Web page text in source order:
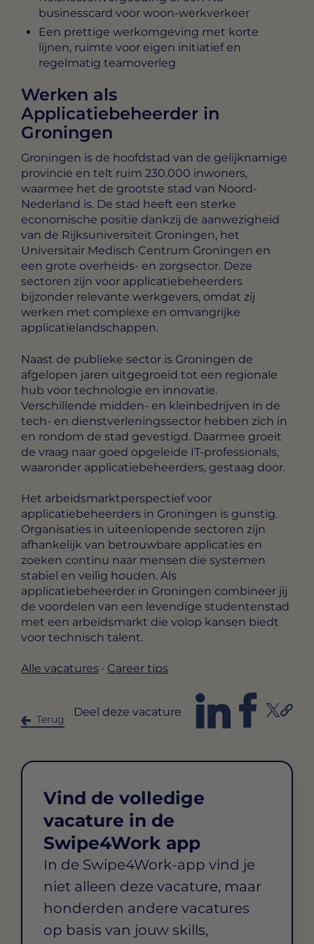
businesscard voor woon-werkverkeer
Een prettige werkomgeving met korte
lijnen, ruimte voor eigen initiatief en
regelmatig teamoverleg
Werken als
Applicatiebeheerder in
Groningen
Groningen is de hoofdstad van de gelijknamige
provincie en telt ruim 230.000 inwoners,
waarmee het de grootste stad van Noord-
Nederland is. De stad heeft een sterke
economische positie dankzij de aanwezigheid
van de Rijksuniversiteit Groningen, het
Universitair Medisch Centrum Groningen en
een grote overheids- en zorgsector. Deze
sectoren zijn voor applicatiebeheerders
bijzonder relevante werkgevers, omdat zij
werken met complexe en omvangrijke
applicatielandschappen.
Naast de publieke sector is Groningen de
afgelopen jaren uitgegroeid tot een regionale
hub voor technologie en innovatie.
Verschillende midden- en kleinbedrijven in de
tech- en dienstverleningssector hebben zich in
en rondom de stad gevestigd. Daarmee groeit
de vraag naar goed opgeleide IT-professionals,
waaronder applicatiebeheerders, gestaag door.
Het arbeidsmarktperspectief voor
applicatiebeheerders in Groningen is gunstig.
Organisaties in uiteenlopende sectoren zijn
afhankelijk van betrouwbare applicaties en
zoeken continu naar mensen die systemen
stabiel en veilig houden. Als
applicatiebeheerder in Groningen combineer jij
de voordelen van een levendige studentenstad
met een arbeidsmarkt die volop kansen biedt
voor technisch talent.
Alle vacatures · Career tips
Terug
Deel deze vacature
Vind de volledige
vacature in de
Swipe4Work app
In de Swipe4Work-app vind je
niet alleen deze vacature, maar
honderden andere vacatures
op basis van jouw skills,